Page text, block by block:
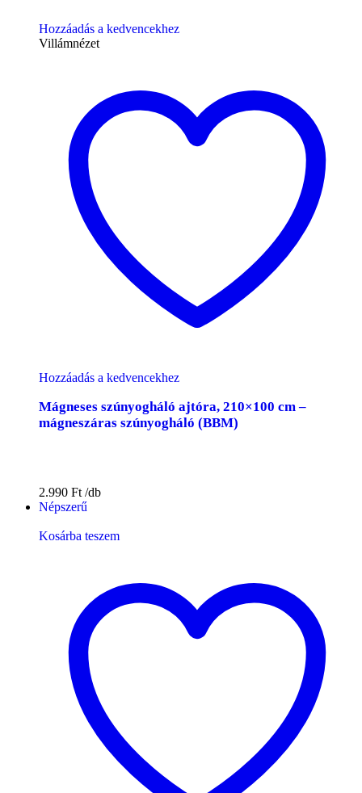
Hozzáadás a kedvencekhez
Villámnézet
Hozzáadás a kedvencekhez
Mágneses szúnyogháló ajtóra, 210×100 cm –
mágneszáras szúnyogháló (BBM)
2.990 Ft
Népszerű
Kosárba teszem